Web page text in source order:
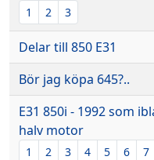
1 2 3
Delar till 850 E31
Bör jag köpa 645?..
E31 850i - 1992 som
halv motor
1 2 3 4 5 6 7